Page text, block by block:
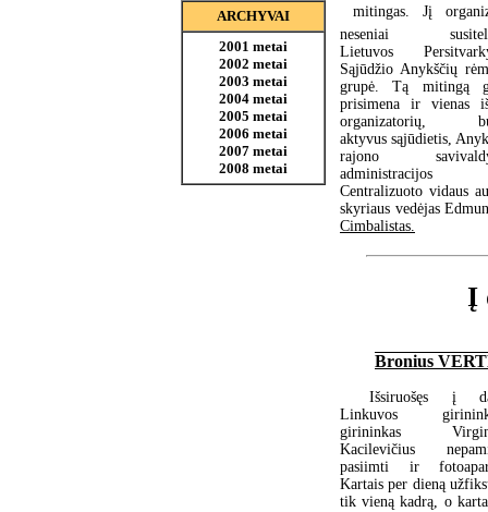
ARCHYVAI
2001 metai
2002 metai
2003 metai
2004 metai
2005 metai
2006 metai
2007 metai
2008 metai
 mitingas. Jį
neseniai
Lietuvos
Sąjūdžio Anykščių
grupė. Tą mitingą
prisimena ir vienas
organizatorių,
aktyvus sąjūdietis,
rajono
administracijos
Centralizuoto vidaus
skyriaus vedėjas
Cimbalistas.
Į
Bronius
Išsiruošęs į
Linkuvos
girininkas
Kacilevičius
pasiimti ir
Kartais per dieną
tik vieną kadrą, o